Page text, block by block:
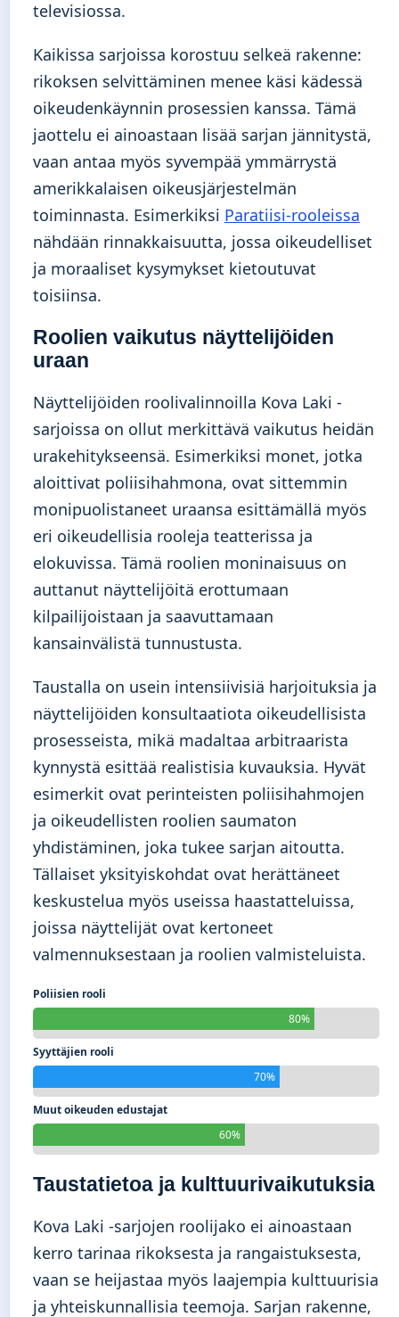
televisiossa.
Kaikissa sarjoissa korostuu selkeä rakenne:
rikoksen selvittäminen menee käsi kädessä
oikeudenkäynnin prosessien kanssa. Tämä
jaottelu ei ainoastaan lisää sarjan jännitystä,
vaan antaa myös syvempää ymmärrystä
amerikkalaisen oikeusjärjestelmän
toiminnasta. Esimerkiksi Paratiisi-rooleissa
nähdään rinnakkaisuutta, jossa oikeudelliset
ja moraaliset kysymykset kietoutuvat
toisiinsa.
Roolien vaikutus näyttelijöiden
uraan
Näyttelijöiden roolivalinnoilla Kova Laki -
sarjoissa on ollut merkittävä vaikutus heidän
urakehitykseensä. Esimerkiksi monet, jotka
aloittivat poliisihahmona, ovat sittemmin
monipuolistaneet uraansa esittämällä myös
eri oikeudellisia rooleja teatterissa ja
elokuvissa. Tämä roolien moninaisuus on
auttanut näyttelijöitä erottumaan
kilpailijoistaan ja saavuttamaan
kansainvälistä tunnustusta.
Taustalla on usein intensiivisiä harjoituksia ja
näyttelijöiden konsultaatiota oikeudellisista
prosesseista, mikä madaltaa arbitraarista
kynnystä esittää realistisia kuvauksia. Hyvät
esimerkit ovat perinteisten poliisihahmojen
ja oikeudellisten roolien saumaton
yhdistäminen, joka tukee sarjan aitoutta.
Tällaiset yksityiskohdat ovat herättäneet
keskustelua myös useissa haastatteluissa,
joissa näyttelijät ovat kertoneet
valmennuksestaan ja roolien valmisteluista.
Poliisien rooli
80%
Syyttäjien rooli
70%
Muut oikeuden edustajat
60%
Taustatietoa ja kulttuurivaikutuksia
Kova Laki -sarjojen roolijako ei ainoastaan
kerro tarinaa rikoksesta ja rangaistuksesta,
vaan se heijastaa myös laajempia kulttuurisia
ja yhteiskunnallisia teemoja. Sarjan rakenne,